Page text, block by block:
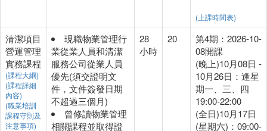
(上課時間表)
清潔項目
營運管理
實務課程
(課程大綱)
(課程詳細
內容)
(職業培訓
課程守則及
注意事項)
現職物業管理行
業從業人員和清潔
服務公司從業人員
優先(須交證明文
件，文件簽發日期
不超過三個月)
曾修讀物業管理
相關課程並取得證
28
小時
20
第4期：2026-10-
08開課
(晚上)10月08日 -
10月26日：逢星
期一、三、四
19:00-22:00
(全日)10月17日
(星期六)：09:00-